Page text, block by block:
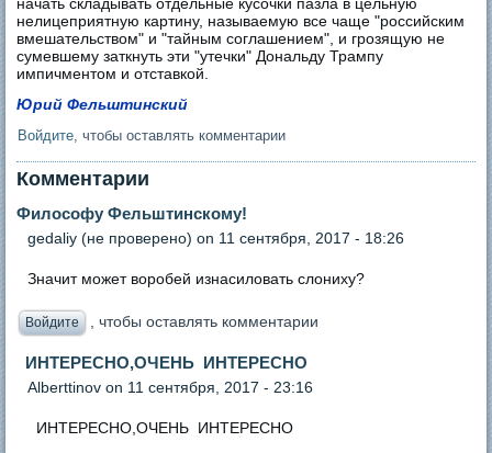
нелицеприятную картину, называемую все чаще "российским
вмешательством" и "тайным соглашением", и грозящую не
сумевшему заткнуть эти "утечки" Дональду Трампу
импичментом и отставкой.
Юрий Фельштинский
Войдите , чтобы оставлять комментарии
Комментарии
Философу Фельштинскому!
gedaliy (не проверено) on 11 сентября, 2017 - 18:26
Значит может воробей изнасиловать слониху?
Войдите , чтобы оставлять комментарии
ИНТЕРЕСНО,ОЧЕНЬ ИНТЕРЕСНО
Аlberttinov on 11 сентября, 2017 - 23:16
ИНТЕРЕСНО,ОЧЕНЬ ИНТЕРЕСНО